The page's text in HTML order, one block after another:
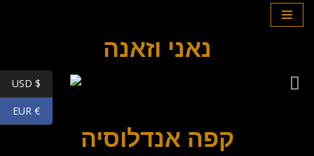
content
נאני וזאנה
קפה אנדלוסיה
USD $
EUR €